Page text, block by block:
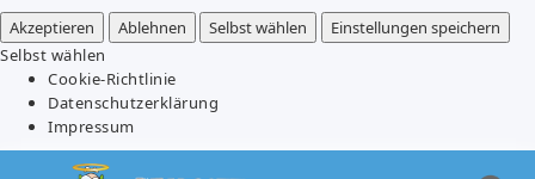
Akzeptieren
Ablehnen Selbst wählen
Einstellungen speichern
Selbst wählen
Cookie-Richtlinie
Datenschutzerklärung
Impressum